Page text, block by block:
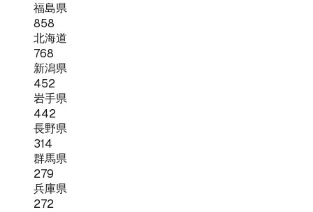
福島県
858
北海道
768
新潟県
452
岩手県
442
長野県
314
群馬県
279
兵庫県
272